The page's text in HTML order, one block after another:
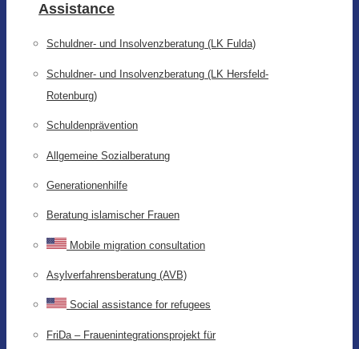
Assistance
Schuldner- und Insolvenzberatung (LK Fulda)
Schuldner- und Insolvenzberatung (LK Hersfeld-
Rotenburg)
Schuldenprävention
Allgemeine Sozialberatung
Generationenhilfe
Beratung islamischer Frauen
Mobile migration consultation
Asylverfahrensberatung (AVB)
Social assistance for refugees
FriDa – Frauenintegrationsprojekt für